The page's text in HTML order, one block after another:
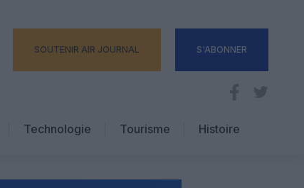
SOUTENIR AIR JOURNAL S'ABONNER
Technologie
Tourisme
Hôtellerie
Histoire